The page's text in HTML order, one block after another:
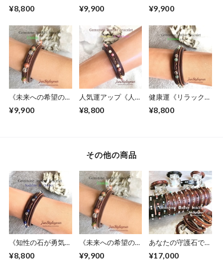
の後押し》ソーダラ
¥8,800
越えて金運を呼び寄
ヘマタイト
¥9,900
揮させたい方》琥
¥9,900
《未来への希望の
晶
¥9,900
人気運アップ《人脈
ト/ロードナイト
¥8,800
健康運《リラックス
ュリン/水晶
¥8,800
その他の商品
《知性の石が勇気と
¥8,800
《未来への希望の
¥9,900
あなたの守護石でつ
¥17,000